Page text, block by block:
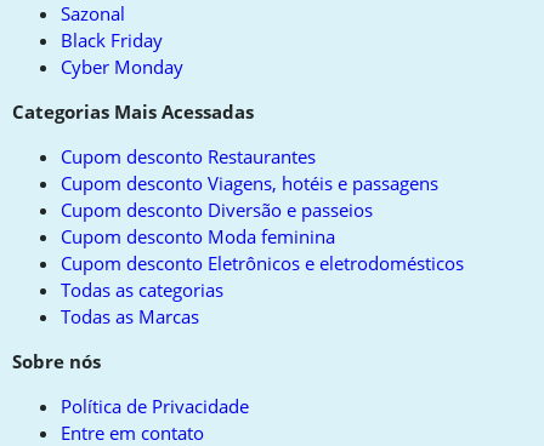
Sazonal
Black Friday
Cyber Monday
Categorias Mais Acessadas
Cupom desconto Restaurantes
Cupom desconto Viagens, hotéis e passagens
Cupom desconto Diversão e passeios
Cupom desconto Moda feminina
Cupom desconto Eletrônicos e eletrodomésticos
Todas as categorias
Todas as Marcas
Sobre nós
Política de Privacidade
Entre em contato